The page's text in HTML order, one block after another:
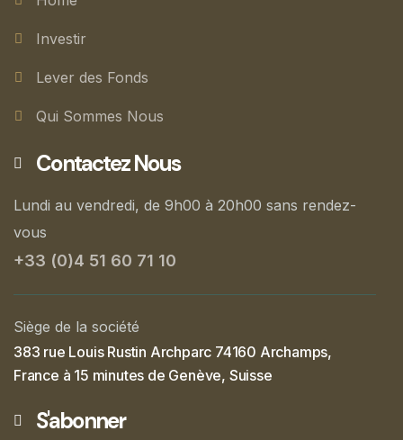
Investir
Lever des Fonds
Qui Sommes Nous
Contactez Nous
Lundi au vendredi, de 9h00 à 20h00 sans rendez-
vous
+33 (0)4 51 60 71 10
Siège de la société
383 rue Louis Rustin Archparc 74160 Archamps,
France à 15 minutes de Genève, Suisse
S'abonner